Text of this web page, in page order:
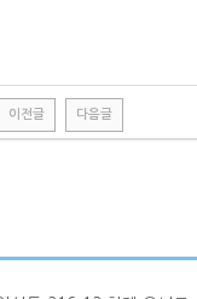
이전글 다음글